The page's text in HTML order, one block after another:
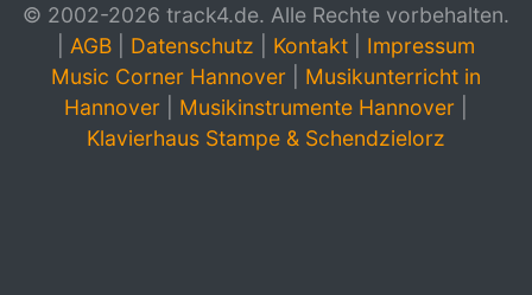
© 2002-2026 track4.de. Alle Rechte vorbehalten.
AGB Datenschutz Kontakt
Impressum
Music Corner Hannover
Musikunterricht in
Hannover
Musikinstrumente Hannover
Klavierhaus Stampe & Schendzielorz